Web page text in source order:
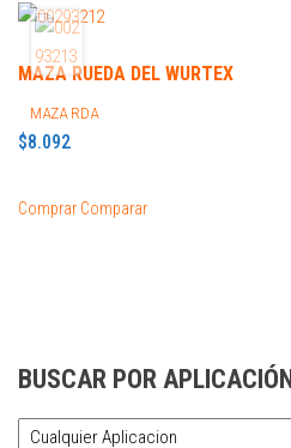
MAZA RUEDA DEL WURTEX
MAZA RDA
$8.092
Comprar Comparar
BUSCAR POR APLICACIÓN